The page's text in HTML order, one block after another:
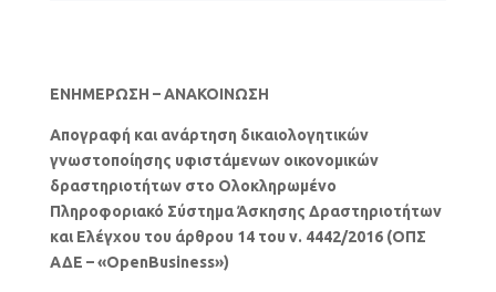
ΕΝΗΜΕΡΩΣΗ – ΑΝΑΚΟΙΝΩΣΗ
Απογραφή και ανάρτηση δικαιολογητικών
γνωστοποίησης υφιστάμενων οικονομικών
δραστηριοτήτων στο Ολοκληρωμένο
Πληροφοριακό Σύστημα Άσκησης Δραστηριοτήτων
και Ελέγχου του άρθρου 14 του ν. 4442/2016 (ΟΠΣ
ΑΔΕ – «OpenBusiness»)